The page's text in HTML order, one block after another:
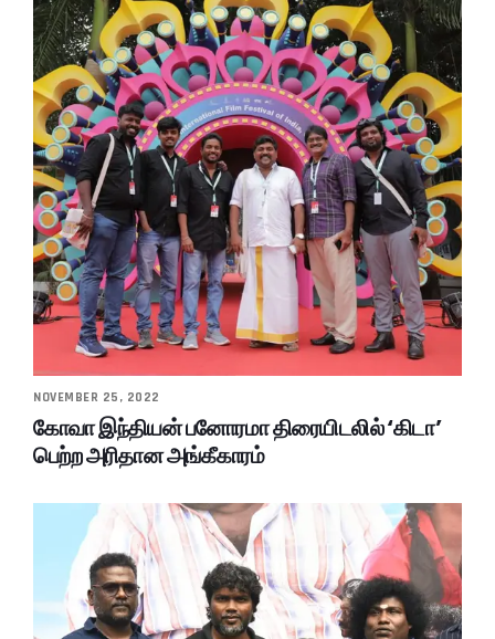
NOVEMBER 25, 2022
கோவா இந்தியன் பனோரமா திரையிடலில் ‘கிடா’
பெற்ற அரிதான அங்கீகாரம்